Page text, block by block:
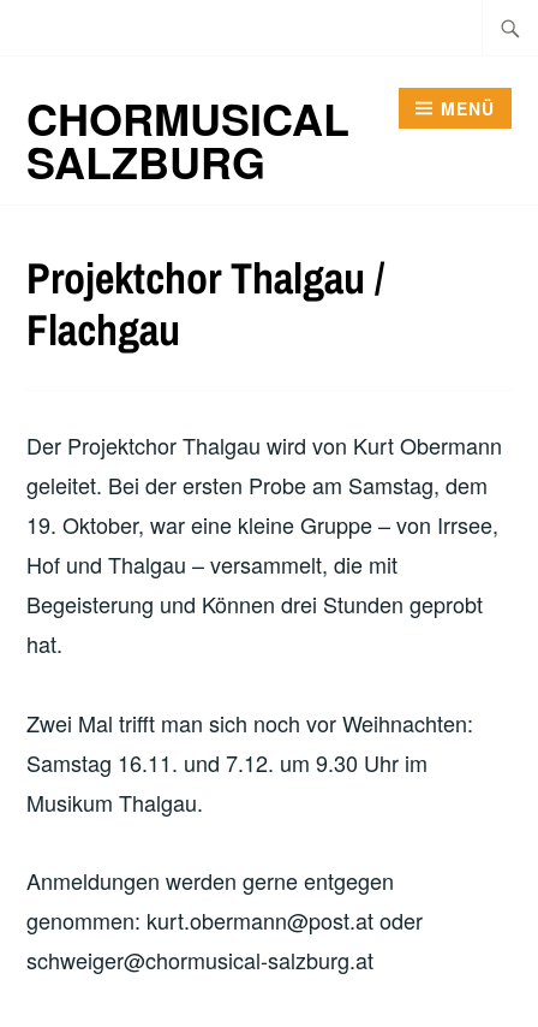
Suche
CHORMUSICAL
SALZBURG
MENÜ
Projektchor Thalgau /
Flachgau
Der Projektchor Thalgau wird von Kurt Obermann
geleitet. Bei der ersten Probe am Samstag, dem
19. Oktober, war eine kleine Gruppe – von Irrsee,
Hof und Thalgau – versammelt, die mit
Begeisterung und Können drei Stunden geprobt
hat.
Zwei Mal trifft man sich noch vor Weihnachten:
Samstag 16.11. und 7.12. um 9.30 Uhr im
Musikum Thalgau.
Anmeldungen werden gerne entgegen
genommen: kurt.obermann@post.at oder
schweiger@chormusical-salzburg.at